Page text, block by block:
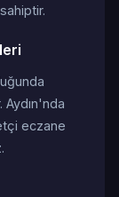
eczane